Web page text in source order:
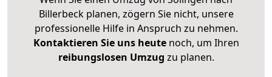
Billerbeck planen, zögern Sie nicht, unsere
professionelle Hilfe in Anspruch zu nehmen.
Kontaktieren Sie uns heutenoch, um Ihren
reibungslosen Umzug zu planen.